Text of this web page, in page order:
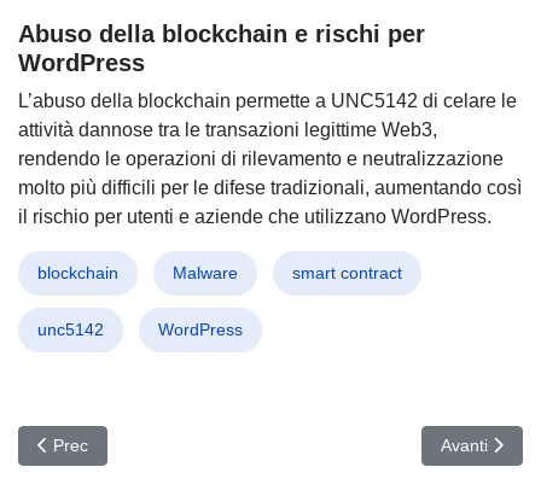
Abuso della blockchain e rischi per
WordPress
L’abuso della blockchain permette a UNC5142 di celare le
attività dannose tra le transazioni legittime Web3,
rendendo le operazioni di rilevamento e neutralizzazione
molto più difficili per le difese tradizionali, aumentando così
il rischio per utenti e aziende che utilizzano WordPress.
blockchain Malware smart contract
unc5142 WordPress
Articolo precedente: Microsoft sotto attacco: Revocati 200
Prec Articolo
Avanti